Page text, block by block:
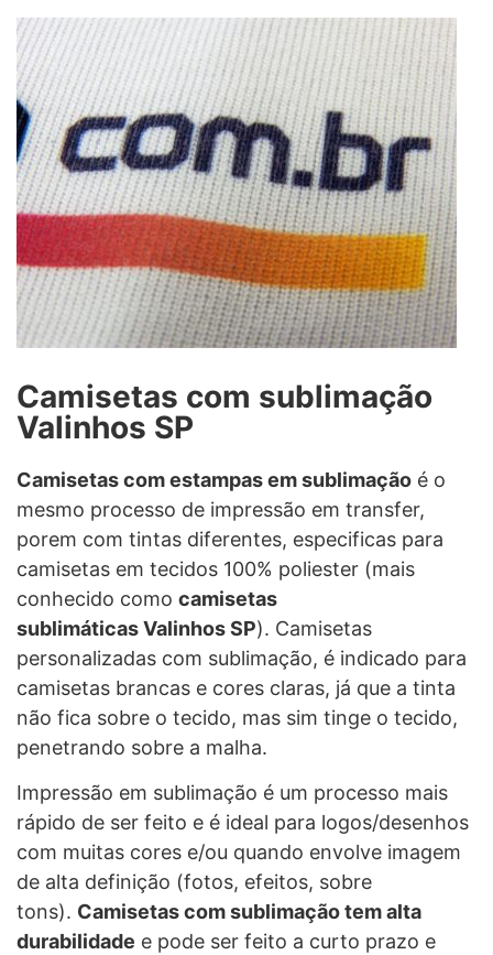
Camisetas com sublimação
Valinhos SP
Camisetas com estampas em sublimação é o
mesmo processo de impressão em transfer,
porem com tintas diferentes, especificas para
camisetas em tecidos 100% poliester (mais
conhecido como camisetas
sublimáticas Valinhos SP). Camisetas
personalizadas com sublimação, é indicado para
camisetas brancas e cores claras, já que a tinta
não fica sobre o tecido, mas sim tinge o tecido,
penetrando sobre a malha.
Impressão em sublimação é um processo mais
rápido de ser feito e é ideal para logos/desenhos
com muitas cores e/ou quando envolve imagem
de alta definição (fotos, efeitos, sobre
tons). Camisetas com sublimação tem alta
durabilidade e pode ser feito a curto prazo e